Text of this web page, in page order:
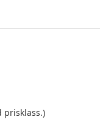
prisklass.)